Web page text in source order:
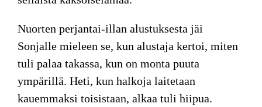
Nuorten perjantai-illan alustuksesta jäi
Sonjalle mieleen se, kun alustaja kertoi, miten
tuli palaa takassa, kun on monta puuta
ympärillä. Heti, kun halkoja laitetaan
kauemmaksi toisistaan, alkaa tuli hiipua.